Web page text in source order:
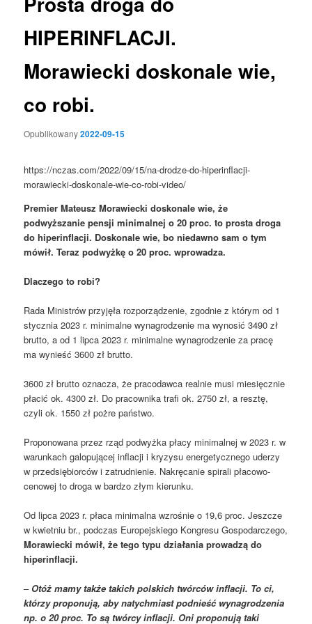
HIPERINFLACJI.
Morawiecki doskonale wie,
co robi.
Opublikowany2022-09-15
https://nczas.com/2022/09/15/na-drodze-do-hiperinflacji-
morawiecki-doskonale-wie-co-robi-video/
Premier Mateusz Morawiecki doskonale wie, że
podwyższanie pensji minimalnej o 20 proc. to prosta droga
do hiperinflacji. Doskonale wie, bo niedawno sam o tym
mówił. Teraz podwyżkę o 20 proc. wprowadza.
Dlaczego to robi?
Rada Ministrów przyjęła rozporządzenie, zgodnie z którym od 1
stycznia 2023 r. minimalne wynagrodzenie ma wynosić 3490 zł
brutto, a od 1 lipca 2023 r. minimalne wynagrodzenie za pracę
ma wynieść 3600 zł brutto.
3600 zł brutto oznacza, że pracodawca realnie musi miesięcznie
płacić ok. 4300 zł. Do pracownika trafi ok. 2750 zł, a resztę,
czyli ok. 1550 zł pożre państwo.
Proponowana przez rząd podwyżka płacy minimalnej w 2023 r. w
warunkach galopującej inflacji i kryzysu energetycznego uderzy
w przedsiębiorców i zatrudnienie. Nakręcanie spirali płacowo-
cenowej to droga w bardzo złym kierunku.
Od lipca 2023 r. płaca minimalna wzrośnie o 19,6 proc. Jeszcze
w kwietniu br., podczas Europejskiego Kongresu Gospodarczego,
Morawiecki mówił, że tego typu działania prowadzą do
hiperinflacji.
– Otóż mamy także takich polskich twórców inflacji. To ci,
którzy proponują, aby natychmiast podnieść wynagrodzenia
np. o 20 proc. To są twórcy inflacji. Oni proponują taki